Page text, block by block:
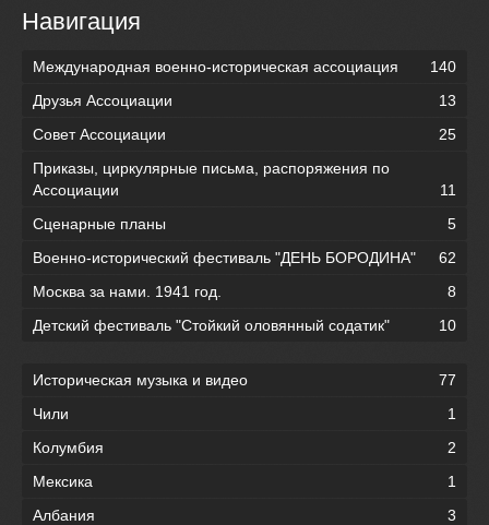
Навигация
Международная военно-историческая ассоциация
140
Друзья Ассоциации
13
Совет Ассоциации
25
Приказы, циркулярные письма, распоряжения по
Ассоциации
11
Сценарные планы
5
Военно-исторический фестиваль "ДЕНЬ БОРОДИНА"
62
Москва за нами. 1941 год.
8
Детский фестиваль "Стойкий оловянный содатик"
10
Историческая музыка и видео
77
Чили
1
Колумбия
2
Мексика
1
Албания
3